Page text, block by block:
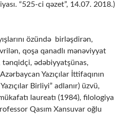
“525-ci qəzet”, 14.07. 2018.)
özündə birləşdirən,
qoşa qanadlı mənəviyyat
ədəbiyyatşünas,
Yazıçılar İttifaqının
Birliyi” adlanır) üzvü,
laureatı (1984), filologiya
Qasım Xansuvar oğlu